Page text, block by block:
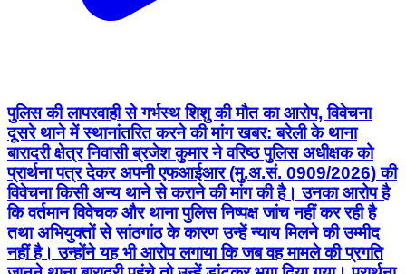
पुलिस की लापरवाही से गर्भस्थ शिशु की मौत का आरोप, विवेचना
दूसरे थाने में स्थानांतरित करने की मांग खबर: बरेली के थाना
बारादरी क्षेत्र निवासी ब्रजेश कुमार ने वरिष्ठ पुलिस अधीक्षक को
प्रार्थना पत्र देकर अपनी एफआईआर (मु.अ.सं. 0909/2026) की
विवेचना किसी अन्य थाने से कराने की मांग की है। उनका आरोप है
कि वर्तमान विवेचक और थाना पुलिस निष्पक्ष जांच नहीं कर रही है
तथा अभियुक्तों से सांठगांठ के कारण उन्हें न्याय मिलने की उम्मीद
नहीं है। उन्होंने यह भी आरोप लगाया कि जब वह मामले की प्रगति